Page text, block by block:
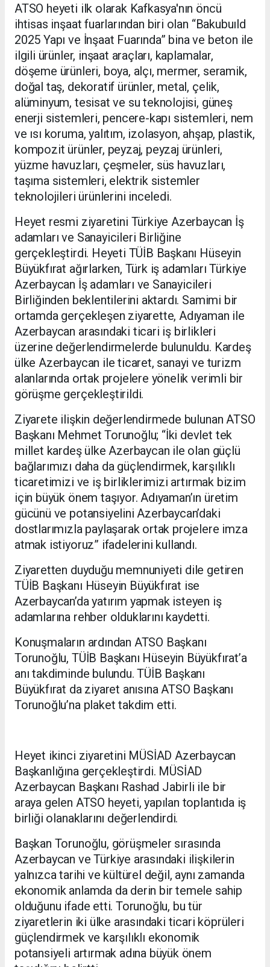
ATSO heyeti ilk olarak Kafkasya'nın öncü
ihtisas inşaat fuarlarından biri olan “Bakubuıld
2025 Yapı ve İnşaat Fuarında” bina ve beton ile
ilgili ürünler, inşaat araçları, kaplamalar,
döşeme ürünleri, boya, alçı, mermer, seramik,
doğal taş, dekoratif ürünler, metal, çelik,
alüminyum, tesisat ve su teknolojisi, güneş
enerji sistemleri, pencere-kapı sistemleri, nem
ve ısı koruma, yalıtım, izolasyon, ahşap, plastik,
kompozit ürünler, peyzaj, peyzaj ürünleri,
yüzme havuzları, çeşmeler, süs havuzları,
taşıma sistemleri, elektrik sistemler
teknolojileri ürünlerini inceledi.
Heyet resmi ziyaretini Türkiye Azerbaycan İş
adamları ve Sanayicileri Birliğine
gerçekleştirdi. Heyeti TÜİB Başkanı Hüseyin
Büyükfırat ağırlarken, Türk iş adamları Türkiye
Azerbaycan İş adamları ve Sanayicileri
Birliğinden beklentilerini aktardı. Samimi bir
ortamda gerçekleşen ziyarette, Adıyaman ile
Azerbaycan arasındaki ticari iş birlikleri
üzerine değerlendirmelerde bulunuldu. Kardeş
ülke Azerbaycan ile ticaret, sanayi ve turizm
alanlarında ortak projelere yönelik verimli bir
görüşme gerçekleştirildi.
Ziyarete ilişkin değerlendirmede bulunan ATSO
Başkanı Mehmet Torunoğlu; “İki devlet tek
millet kardeş ülke Azerbaycan ile olan güçlü
bağlarımızı daha da güçlendirmek, karşılıklı
ticaretimizi ve iş birliklerimizi artırmak bizim
için büyük önem taşıyor. Adıyaman’ın üretim
gücünü ve potansiyelini Azerbaycan’daki
dostlarımızla paylaşarak ortak projelere imza
atmak istiyoruz” ifadelerini kullandı.
Ziyaretten duyduğu memnuniyeti dile getiren
TÜİB Başkanı Hüseyin Büyükfırat ise
Azerbaycan’da yatırım yapmak isteyen iş
adamlarına rehber olduklarını kaydetti.
Konuşmaların ardından ATSO Başkanı
Torunoğlu, TÜİB Başkanı Hüseyin Büyükfırat’a
anı takdiminde bulundu. TÜİB Başkanı
Büyükfırat da ziyaret anısına ATSO Başkanı
Torunoğlu’na plaket takdim etti.
Heyet ikinci ziyaretini MÜSİAD Azerbaycan
Başkanlığına gerçekleştirdi. MÜSİAD
Azerbaycan Başkanı Rashad Jabirli ile bir
araya gelen ATSO heyeti, yapılan toplantıda iş
birliği olanaklarını değerlendirdi.
Başkan Torunoğlu, görüşmeler sırasında
Azerbaycan ve Türkiye arasındaki ilişkilerin
yalnızca tarihi ve kültürel değil, aynı zamanda
ekonomik anlamda da derin bir temele sahip
olduğunu ifade etti. Torunoğlu, bu tür
ziyaretlerin iki ülke arasındaki ticari köprüleri
güçlendirmek ve karşılıklı ekonomik
potansiyeli artırmak adına büyük önem